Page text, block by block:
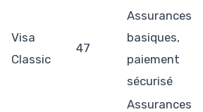
Visa
Classic
47
Assurances
basiques,
paiement
sécurisé
Assurances